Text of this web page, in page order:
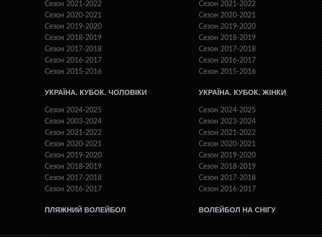
Сезон 2021-2022
Сезон 2020-2021
Сезон 2019-2020
Сезон 2018-2019
Сезон 2017-2018
Сезон 2016-2017
Сезон 2015-2016
Сезон 2021-2022
Сезон 2020-2021
Сезон 2019-2020
Сезон 2018-2019
Сезон 2017-2018
Сезон 2016-2017
Сезон 2015-2016
УКРАЇНА. КУБОК. ЧОЛОВІКИ
Сезон 2024-2025
Сезон 2003-2024
Сезон 2021-2022
Сезон 2020-2021
Сезон 2019-2020
Сезон 2018-2019
Сезон 2017-2018
Сезон 2016-2017
УКРАЇНА. КУБОК. ЖІНКИ
Сезон 2024-2025
Сезон 2023-2024
Сезон 2021-2022
Сезон 2020-2021
Сезон 2019-2020
Сезон 2018-2019
Сезон 2017-2018
Сезон 2016-2017
ПЛЯЖНИЙ ВОЛЕЙБОЛ ВОЛЕЙБОЛ НА СНІГУ